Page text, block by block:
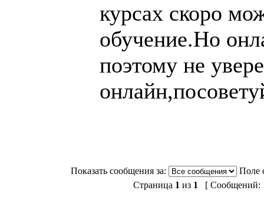
курсах скоро
обучение.Но
поэтому не
Показать сообщения за:
Поле
Страница 1 из 1 [ Сообщений: